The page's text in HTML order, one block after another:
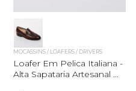
MOCASSINS / LOAFERS / DRIVERS
Loafer Em Pelica Italiana -
Alta Sapataria Artesanal ...